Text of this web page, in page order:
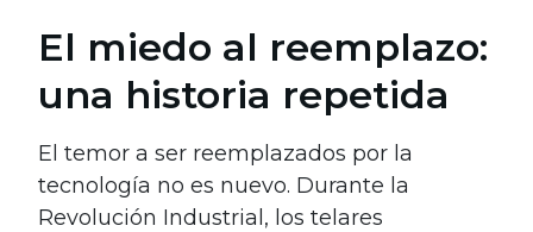
El miedo al reemplazo:
una historia repetida
El temor a ser reemplazados por la
tecnología no es nuevo. Durante la
Revolución Industrial, los telares